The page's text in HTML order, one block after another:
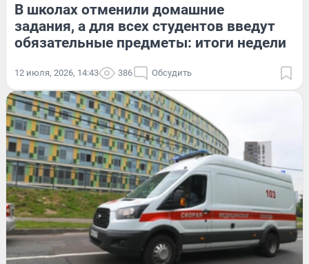
В школах отменили домашние
задания, а для всех студентов введут
обязательные предметы: итоги недели
12 июля, 2026, 14:43 386 Обсудить